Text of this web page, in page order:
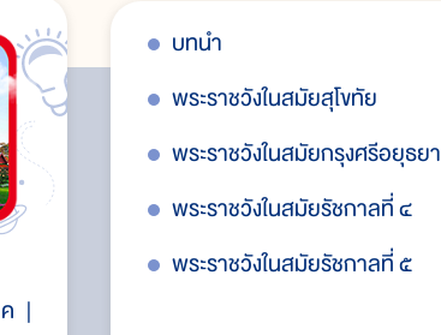
บทนำ
พระราชวังในสมัยสุโขทัย
พระราชวังในสมัยกรุงศรีอยุธยา
พระราชวังในสมัยรัชกาลที่ ๔
พระราชวังในสมัยรัชกาลที่ ๕